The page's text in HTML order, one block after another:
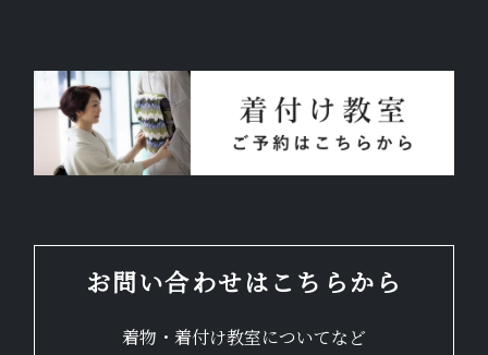
会社概要
ポリシーに関して
お問い合わせはこちらから
着物・着付け教室についてなど